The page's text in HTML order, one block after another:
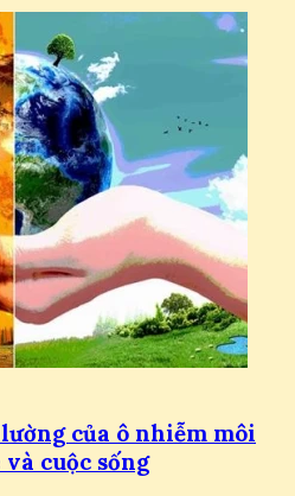
của ô nhiễm môi
cuộc sống